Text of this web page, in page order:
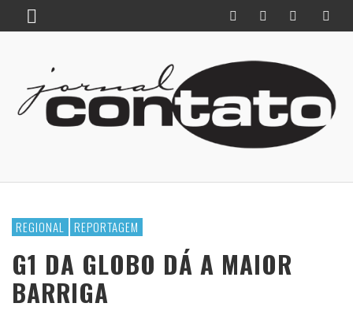
REGIONAL REPORTAGEM
G1 DA GLOBO DÁ A MAIOR
BARRIGA